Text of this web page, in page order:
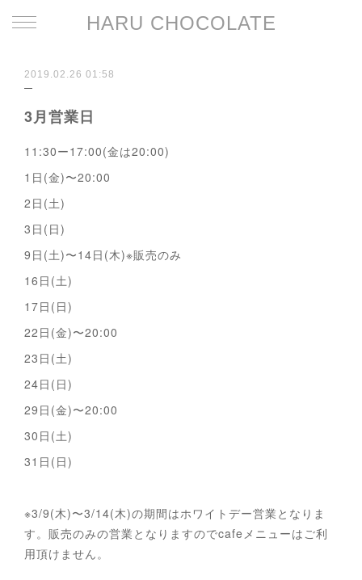
HARU CHOCOLATE
2019.02.26 01:58
3月営業日
11:30ー17:00(金は20:00)
1日(金)〜20:00
2日(土)
3日(日)
9日(土)〜14日(木)※販売のみ
16日(土)
17日(日)
22日(金)〜20:00
23日(土)
24日(日)
29日(金)〜20:00
30日(土)
31日(日)
※3/9(木)〜3/14(木)の期間はホワイトデー営業となりま
す。販売のみの営業となりますのでcafeメニューはご利
用頂けません。